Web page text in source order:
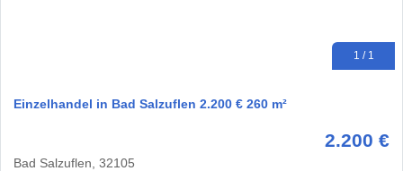
1 / 1
Einzelhandel in Bad Salzuflen 2.200 € 260 m²
2.200 €
Bad Salzuflen, 32105